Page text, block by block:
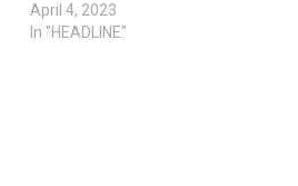
April 4, 2023
In "HEADLINE"